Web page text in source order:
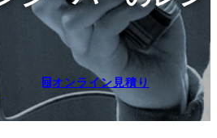
オンライン見積り